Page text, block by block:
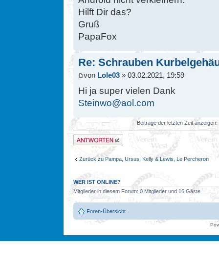
Hilft Dir das?
Gruß
PapaFox
Re: Schrauben
von Lole03 » 03.02.2021, 19:59
Hi ja super vielen Dank
Steinwo@aol.com
Beiträge der letzten Zeit anzeigen:
Antwort erstellen
Zurück zu Pampa, Ursus, Kelly & Lewis, Le Percheron
WER IST ONLINE?
Mitglieder in diesem Forum: 0 Mitglieder und 16 Gäste
Foren-Übersicht